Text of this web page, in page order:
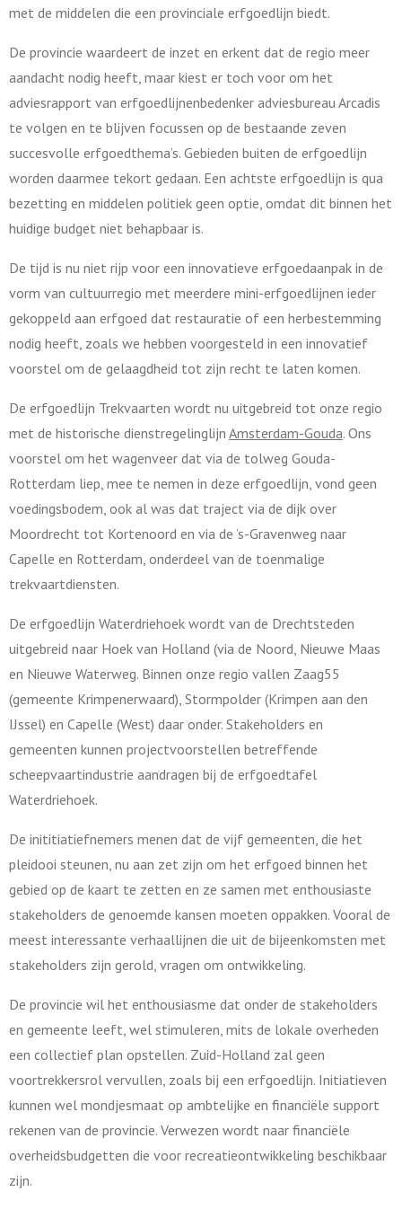
met de middelen die een provinciale erfgoedlijn biedt.
De provincie waardeert de inzet en erkent dat de regio meer
aandacht nodig heeft, maar kiest er toch voor om het
adviesrapport van erfgoedlijnenbedenker adviesbureau Arcadis
te volgen en te blijven focussen op de bestaande zeven
succesvolle erfgoedthema’s. Gebieden buiten de erfgoedlijn
worden daarmee tekort gedaan. Een achtste erfgoedlijn is qua
bezetting en middelen politiek geen optie, omdat dit binnen het
huidige budget niet behapbaar is.
De tijd is nu niet rijp voor een innovatieve erfgoedaanpak in de
vorm van cultuurregio met meerdere mini-erfgoedlijnen ieder
gekoppeld aan erfgoed dat restauratie of een herbestemming
nodig heeft, zoals we hebben voorgesteld in een innovatief
voorstel om de gelaagdheid tot zijn recht te laten komen.
De erfgoedlijn Trekvaarten wordt nu uitgebreid tot onze regio
met de historische dienstregelinglijn Amsterdam-Gouda. Ons
voorstel om het wagenveer dat via de tolweg Gouda-
Rotterdam liep, mee te nemen in deze erfgoedlijn, vond geen
voedingsbodem, ook al was dat traject via de dijk over
Moordrecht tot Kortenoord en via de ’s-Gravenweg naar
Capelle en Rotterdam, onderdeel van de toenmalige
trekvaartdiensten.
De erfgoedlijn Waterdriehoek wordt van de Drechtsteden
uitgebreid naar Hoek van Holland (via de Noord, Nieuwe Maas
en Nieuwe Waterweg. Binnen onze regio vallen Zaag55
(gemeente Krimpenerwaard), Stormpolder (Krimpen aan den
IJssel) en Capelle (West) daar onder. Stakeholders en
gemeenten kunnen projectvoorstellen betreffende
scheepvaartindustrie aandragen bij de erfgoedtafel
Waterdriehoek.
De inititiatiefnemers menen dat de vijf gemeenten, die het
pleidooi steunen, nu aan zet zijn om het erfgoed binnen het
gebied op de kaart te zetten en ze samen met enthousiaste
stakeholders de genoemde kansen moeten oppakken. Vooral de
meest interessante verhaallijnen die uit de bijeenkomsten met
stakeholders zijn gerold, vragen om ontwikkeling.
De provincie wil het enthousiasme dat onder de stakeholders
en gemeente leeft, wel stimuleren, mits de lokale overheden
een collectief plan opstellen. Zuid-Holland zal geen
voortrekkersrol vervullen, zoals bij een erfgoedlijn. Initiatieven
kunnen wel mondjesmaat op ambtelijke en financiële support
rekenen van de provincie. Verwezen wordt naar financiële
overheidsbudgetten die voor recreatieontwikkeling beschikbaar
zijn.